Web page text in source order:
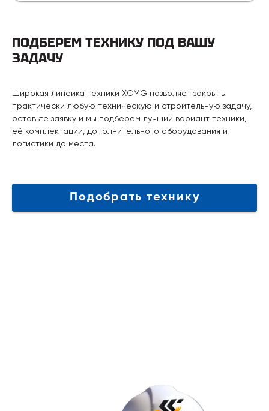
ПОДБЕРЕМ ТЕХНИКУ ПОД ВАШУ
ЗАДАЧУ
Широкая линейка техники XCMG позволяет закрыть
практически любую техническую и строительную задачу,
оставьте заявку и мы подберем лучший вариант техники,
её комплектации, дополнительного оборудования и
логистики до места.
Подобрать технику